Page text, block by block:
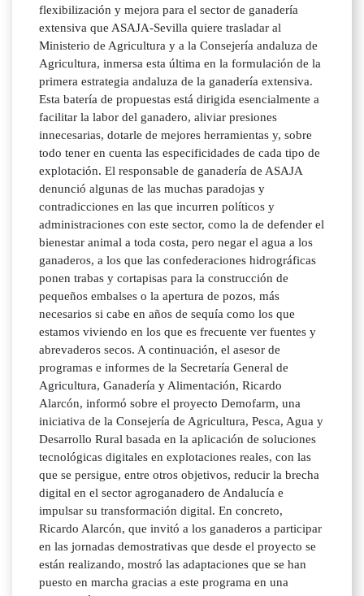
flexibilización y mejora para el sector de ganadería
extensiva que ASAJA-Sevilla quiere trasladar al
Ministerio de Agricultura y a la Consejería andaluza de
Agricultura, inmersa esta última en la formulación de la
primera estrategia andaluza de la ganadería extensiva.
Esta batería de propuestas está dirigida esencialmente a
facilitar la labor del ganadero, aliviar presiones
innecesarias, dotarle de mejores herramientas y, sobre
todo tener en cuenta las especificidades de cada tipo de
explotación. El responsable de ganadería de ASAJA
denunció algunas de las muchas paradojas y
contradicciones en las que incurren políticos y
administraciones con este sector, como la de defender el
bienestar animal a toda costa, pero negar el agua a los
ganaderos, a los que las confederaciones hidrográficas
ponen trabas y cortapisas para la construcción de
pequeños embalses o la apertura de pozos, más
necesarios si cabe en años de sequía como los que
estamos viviendo en los que es frecuente ver fuentes y
abrevaderos secos. A continuación, el asesor de
programas e informes de la Secretaría General de
Agricultura, Ganadería y Alimentación, Ricardo
Alarcón, informó sobre el proyecto Demofarm, una
iniciativa de la Consejería de Agricultura, Pesca, Agua y
Desarrollo Rural basada en la aplicación de soluciones
tecnológicas digitales en explotaciones reales, con las
que se persigue, entre otros objetivos, reducir la brecha
digital en el sector agroganadero de Andalucía e
impulsar su transformación digital. En concreto,
Ricardo Alarcón, que invitó a los ganaderos a participar
en las jornadas demostrativas que desde el proyecto se
están realizando, mostró las adaptaciones que se han
puesto en marcha gracias a este programa en una